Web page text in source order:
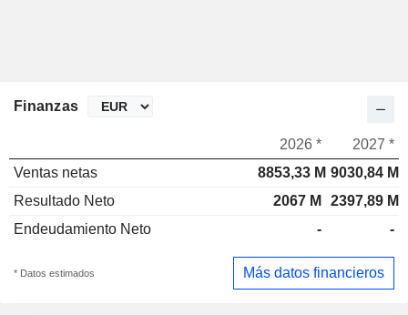
Finanzas
2026 *
2027 *
Ventas netas
8853,33 M 9030,84 M
Resultado Neto
2067 M
2397,89 M
Endeudamiento Neto
- -
* Datos estimados Más datos financieros